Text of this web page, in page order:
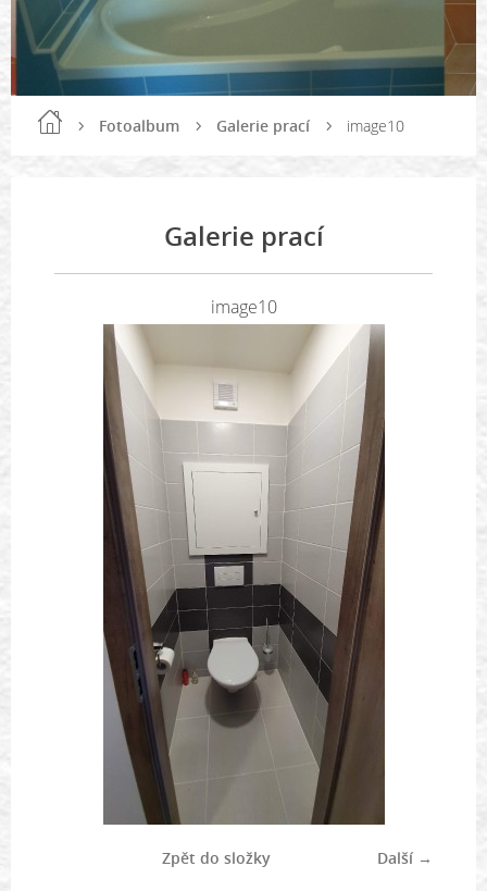
Fotoalbum Galerie prací image10
Galerie prací
image10
Další →
Zpět do složky